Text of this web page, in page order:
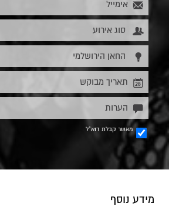
מאשר קבלת דוא"ל
מידע נוסף